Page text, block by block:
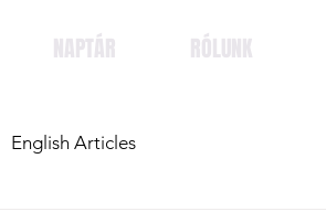
NAPTÁR RÓLUNK
English Articles